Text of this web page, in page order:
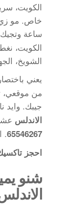
الكويت،
خاص. مو زي
ساعة وتجيك
الكويت،
الشويخ،
يعني
جيبك. وايد
الاندلس
65546267
.
احجز
شنو